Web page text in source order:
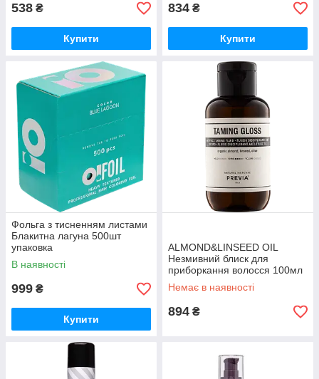
538 ₴
Купити
834 ₴
Купити
Фольга з тисненням листами
Блакитна лагуна 500шт
упаковка
В наявності
999 ₴
Купити
ALMOND&LINSEED OIL
Незмивний блиск для
приборкання волосся 100мл
Немає в наявності
894 ₴